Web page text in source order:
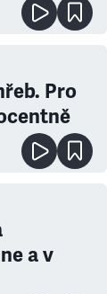
Pro
a v